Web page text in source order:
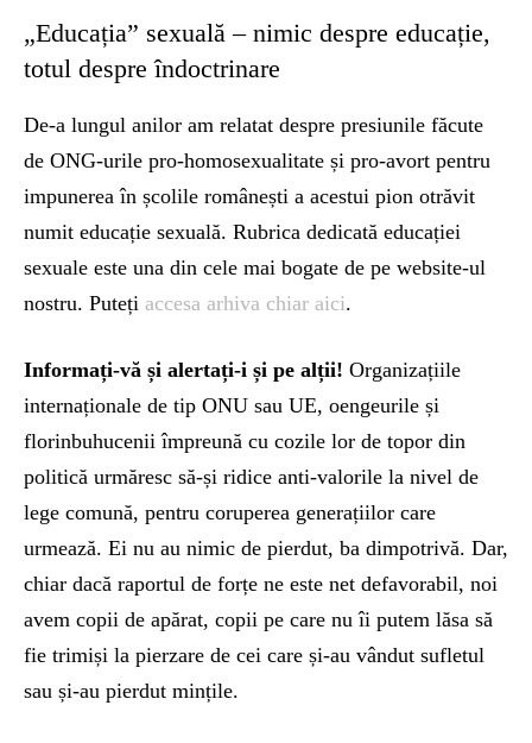
„Educația” sexuală – nimic despre educație,
totul despre îndoctrinare
De-a lungul anilor am relatat despre presiunile făcute
de ONG-urile pro-homosexualitate și pro-avort pentru
impunerea în școlile românești a acestui pion otrăvit
numit educație sexuală. Rubrica dedicată educației
sexuale este una din cele mai bogate de pe website-ul
nostru. Puteți accesa arhiva chiar aici.
Informați-vă și alertați-i și pe alții! Organizațiile
internaționale de tip ONU sau UE, oengeurile și
florinbuhucenii împreună cu cozile lor de topor din
politică urmăresc să-și ridice anti-valorile la nivel de
lege comună, pentru coruperea generațiilor care
urmează. Ei nu au nimic de pierdut, ba dimpotrivă. Dar,
chiar dacă raportul de forțe ne este net defavorabil, noi
avem copii de apărat, copii pe care nu îi putem lăsa să
fie trimiși la pierzare de cei care și-au vândut sufletul
sau și-au pierdut mințile.